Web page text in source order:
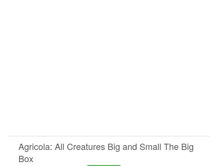
Agricola: All Creatures Big and Small The Big
Box